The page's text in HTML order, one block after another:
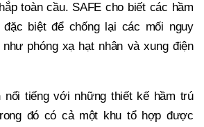
toàn cầu. SAFE cho biết các hầm
biệt để chống lại các mối nguy
như phóng xạ hạt nhân và xung điện
nổi tiếng với những thiết kế hầm trú
đó có cả một khu tổ hợp được